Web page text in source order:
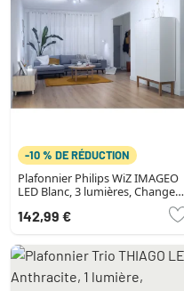
-10 % DE RÉDUCTION
Plafonnier Philips WiZ IMAGEO
LED Blanc, 3 lumières, Changeur
142,99 €